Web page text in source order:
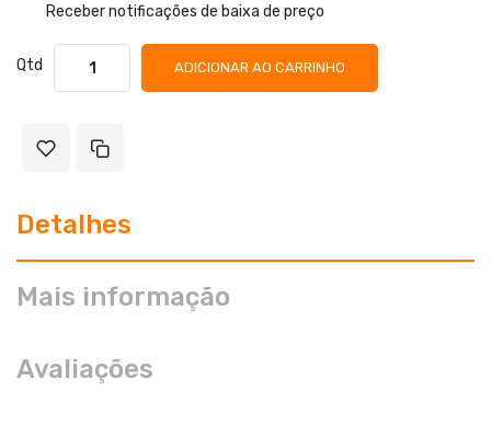
Receber notificações de baixa de preço
Qtd ADICIONAR AO CARRINHO
Detalhes
Mais informação
Avaliações